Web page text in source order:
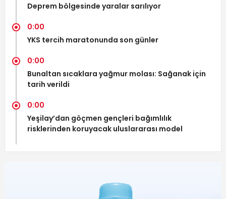
Deprem bölgesinde yaralar sarılıyor
0:00
YKS tercih maratonunda son günler
0:00
Bunaltan sıcaklara yağmur molası: Sağanak için
tarih verildi
0:00
Yeşilay’dan göçmen gençleri bağımlılık
risklerinden koruyacak uluslararası model